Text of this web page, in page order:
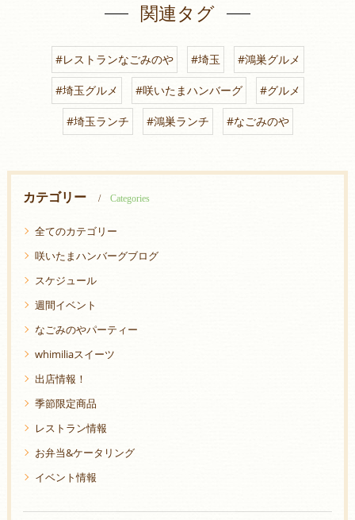
関連タグ
#レストランなごみのや #埼玉 #鴻巣グルメ
#埼玉グルメ #咲いたまハンバーグ #グルメ
#埼玉ランチ #鴻巣ランチ #なごみのや
カテゴリー Categories
全てのカテゴリー
咲いたまハンバーグブログ
スケジュール
週間イベント
なごみのやパーティー
whimiliaスイーツ
出店情報！
季節限定商品
レストラン情報
お弁当&ケータリング
イベント情報